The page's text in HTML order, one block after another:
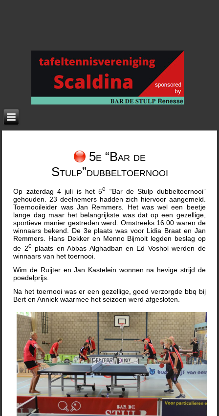
5e “Bar de
Stulp”dubbeltoernooi
Op zaterdag 4 juli is het 5e
“Bar de Stulp dubbeltoernooi”
gehouden. 23 deelnemers hadden zich hiervoor aangemeld.
Toernooileider was Jan Remmers. Het was wel een beetje
lange dag maar het belangrijkste was dat op een gezellige,
sportieve manier gestreden werd. Omstreeks 16.00 waren de
winnaars bekend. De 3e plaats was voor Lidia Braat en Jan
Remmers. Hans Dekker en Menno Bijmolt legden beslag op
de 2e
plaats en Abbas Alghadban en Ed Voshol werden de
winnaars van het toernooi.
Wim de Ruijter en Jan Kastelein wonnen na hevige strijd de
poedelprijs.
Na het toernooi was er een gezellige, goed verzorgde bbq bij
Bert en Anniek waarmee het seizoen werd afgesloten.